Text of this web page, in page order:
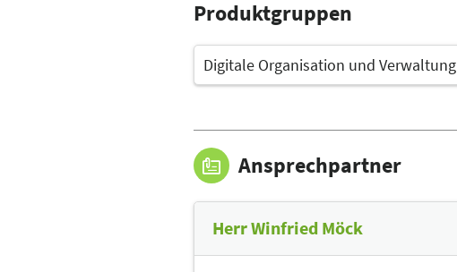
Produktgruppen
Digitale Organisation und Verwaltung
Ansprechpartner
Herr Winfried Möck